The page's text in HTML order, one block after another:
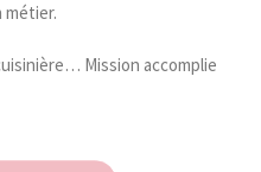
métier.
Mission accomplie